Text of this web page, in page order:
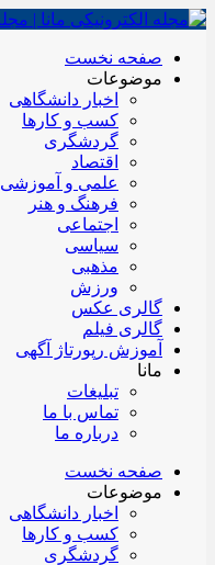
صفحه نخست
موضوعات
اخبار دانشگاهی
کسب و کارها
گردشگری
اقتصاد
علمی و آموزشی
فرهنگ و هنر
اجتماعی
سیاسی
مذهبی
ورزش
گالری عکس
گالری فیلم
آموزش رپورتاژ آگهی
مانا
تبلیغات
تماس با ما
درباره ما
صفحه نخست
موضوعات
اخبار دانشگاهی
کسب و کارها
گردشگری